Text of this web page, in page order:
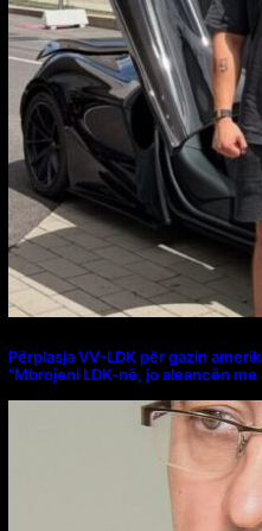
Përplasja VV-LDK për gazin
“Mbrojeni LDK-në, jo aleancën me